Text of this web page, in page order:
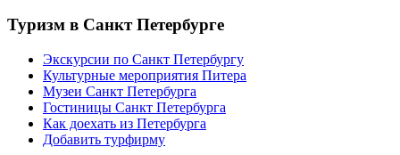
Туризм в Санкт Петербурге
Экскурсии по Санкт Петербургу
Культурные мероприятия Питера
Музеи Санкт Петербурга
Гостиницы Санкт Петербурга
Как доехать из Петербурга
Добавить турфирму